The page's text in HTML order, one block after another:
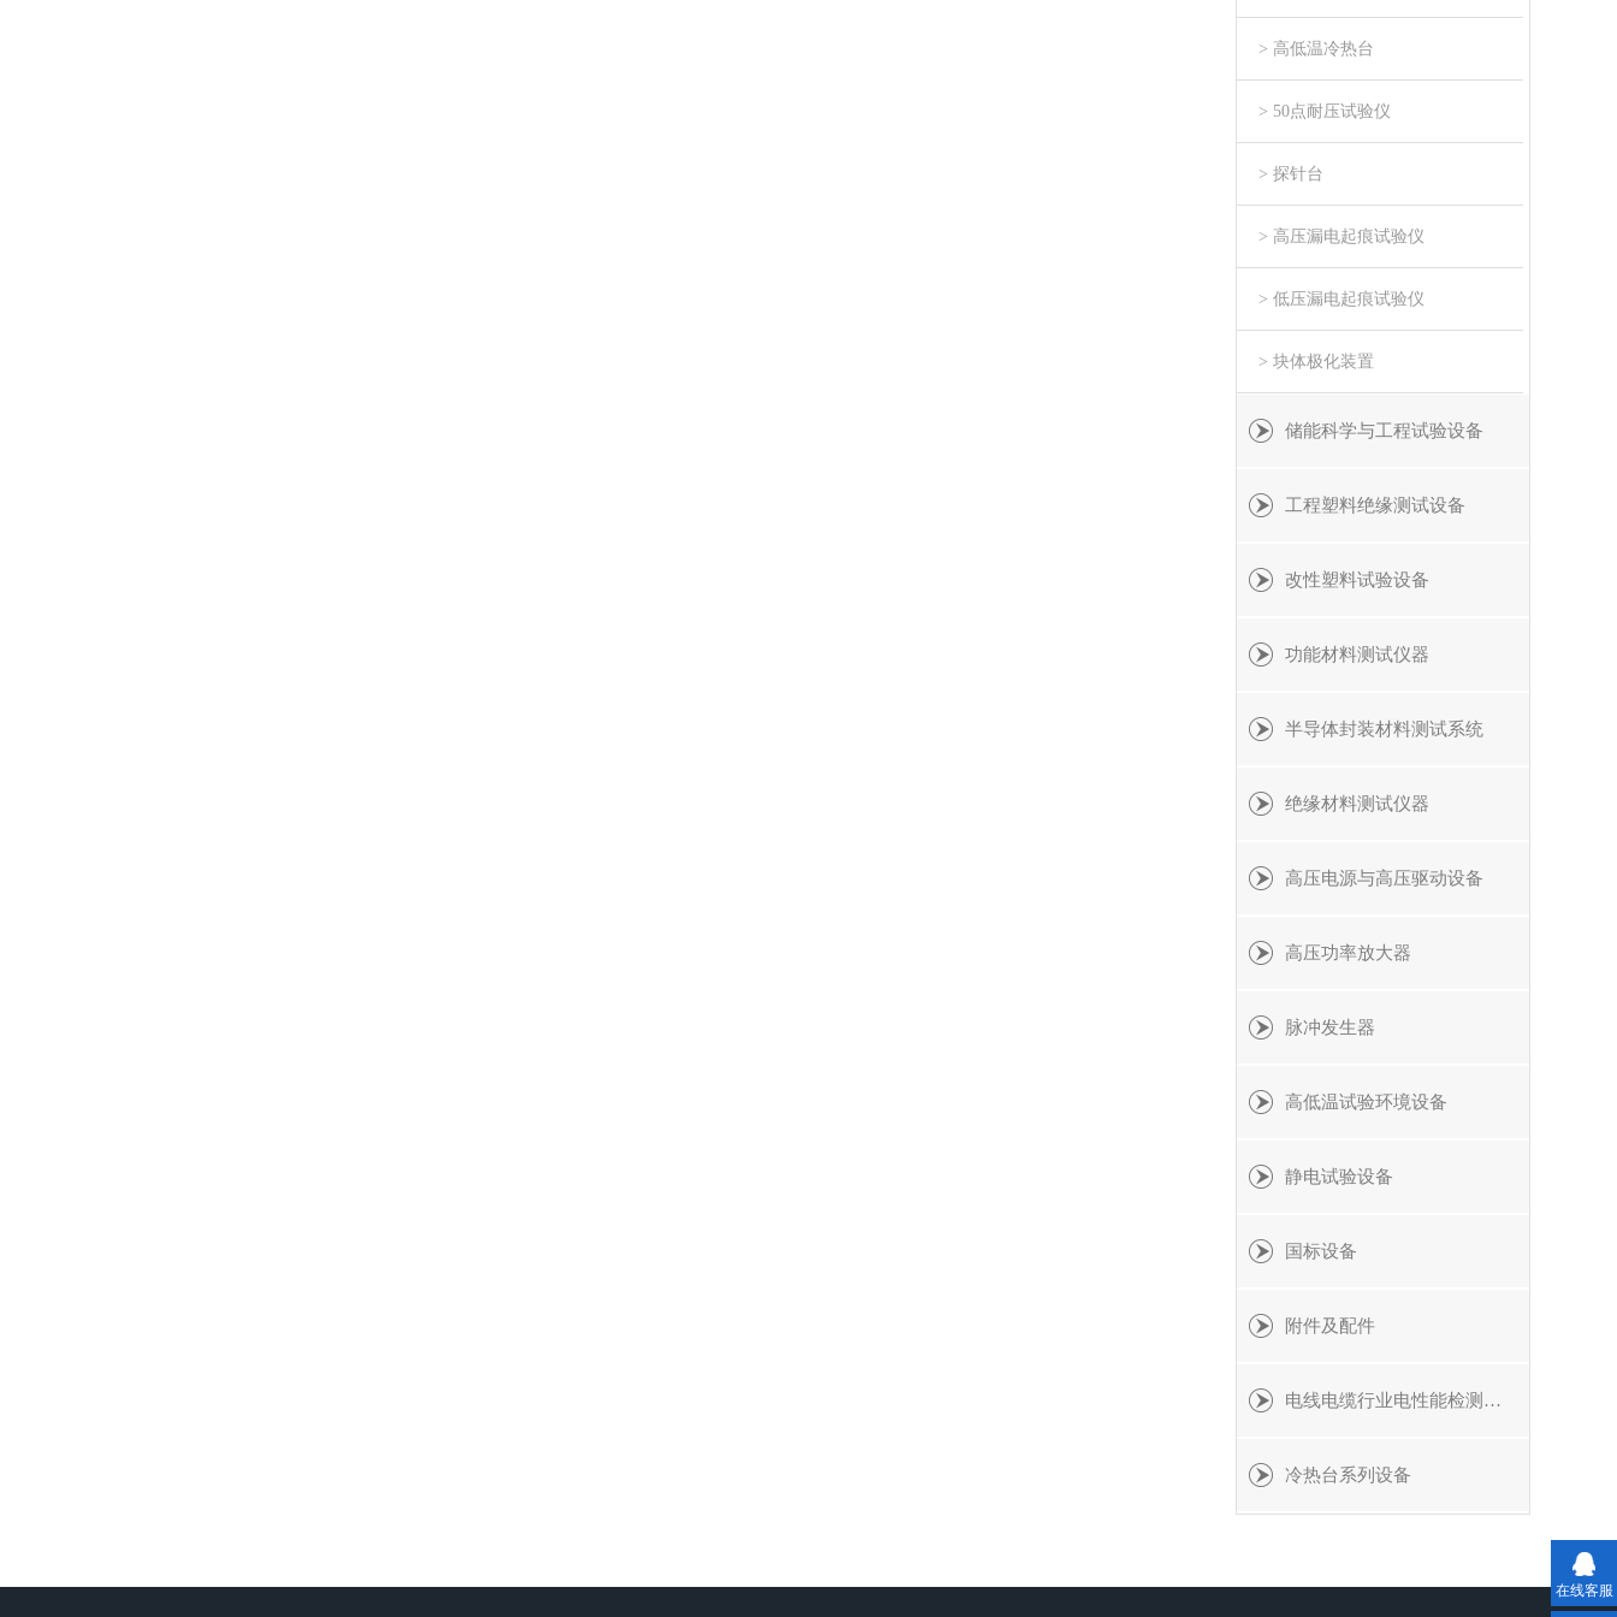
> 高低温冷热台
> 50点耐压试验仪
> 探针台
> 高压漏电起痕试验仪
> 低压漏电起痕试验仪
> 块体极化装置
储能科学与工程试验设备
工程塑料绝缘测试设备
改性塑料试验设备
功能材料测试仪器
半导体封装材料测试系统
绝缘材料测试仪器
高压电源与高压驱动设备
高压功率放大器
脉冲发生器
高低温试验环境设备
静电试验设备
国标设备
附件及配件
电线电缆行业电性能检测设备
冷热台系列设备
在线客服